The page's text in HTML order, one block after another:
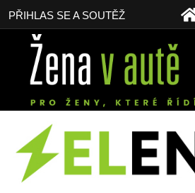
PŘIHLAS SE A SOUTĚŽ